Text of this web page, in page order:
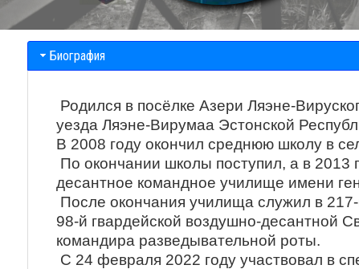
Биография
Родился в посёлке Азери Ляэне-
уезда Ляэне-Вирумаа Эстонской
В 2008 году окончил среднюю школу в
По окончании школы поступил, а в 2013
десантное командное училище имени
После окончания училища служил в
98-й гвардейской воздушно-десантной
командира разведывательной роты.
С 24 февраля 2022 году участвовал в